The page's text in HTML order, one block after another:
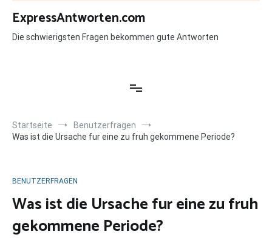
Zum
Inhalt
springen
ExpressAntworten.com
Die schwierigsten Fragen bekommen gute Antworten
Startseite
Benutzerfragen
Was ist die Ursache fur eine zu fruh gekommene Periode?
BENUTZERFRAGEN
Was ist die Ursache fur eine zu fruh
gekommene Periode?